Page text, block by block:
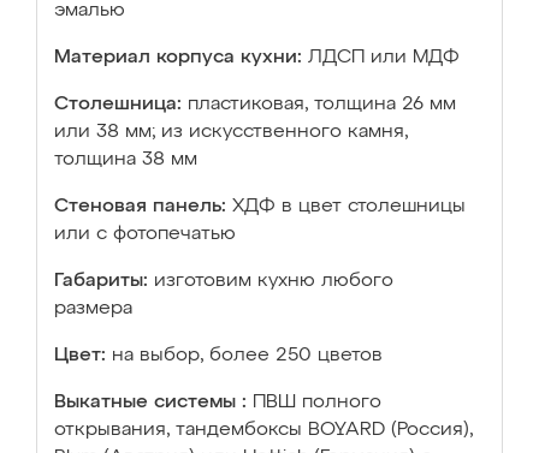
эмалью
Материал корпуса кухни: ЛДСП или МДФ
Столешница: пластиковая, толщина 26 мм
или 38 мм; из искусственного камня,
толщина 38 мм
Стеновая панель: ХДФ в цвет столешницы
или с фотопечатью
Габариты: изготовим кухню любого
размера
Цвет: на выбор, более 250 цветов
Выкатные системы :
ПВШ полного
открывания, тандембоксы BOYARD (Россия),